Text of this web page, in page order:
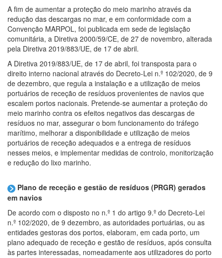
A fim de aumentar a proteção do meio marinho através da
redução das descargas no mar, e em conformidade com a
Convenção MARPOL, foi publicada em sede de legislação
comunitária, a Diretiva 2000/59/CE, de 27 de novembro, alterada
pela Diretiva 2019/883/UE, de 17 de abril.
A Diretiva 2019/883/UE, de 17 de abril, foi transposta para o
direito interno nacional através do Decreto-Lei n.º 102/2020, de 9
de dezembro, que regula a instalação e a utilização de meios
portuários de receção de resíduos provenientes de navios que
escalem portos nacionais. Pretende-se aumentar a proteção do
meio marinho contra os efeitos negativos das descargas de
resíduos no mar, assegurar o bom funcionamento do tráfego
marítimo, melhorar a disponibilidade e utilização de meios
portuários de receção adequados e a entrega de resíduos
nesses meios, e implementar medidas de controlo, monitorização
e redução do lixo marinho.
Plano de receção e gestão de resíduos (PRGR) gerados
em navios
De acordo com o disposto no n.º 1 do artigo 9.º do Decreto-Lei
n.º 102/2020, de 9 dezembro, as autoridades portuárias, ou as
entidades gestoras dos portos, elaboram, em cada porto, um
plano adequado de receção e gestão de resíduos, após consulta
às partes interessadas, nomeadamente aos utilizadores do porto